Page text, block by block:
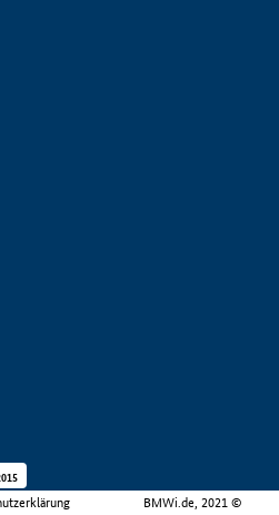
BMWi.de, 2021 ©